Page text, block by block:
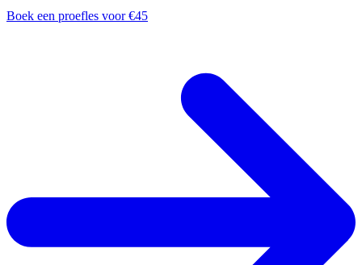
Boek een proefles voor €45